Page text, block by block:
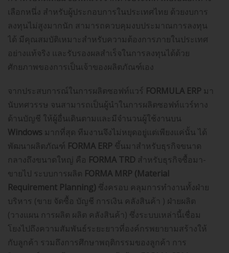
เลือกหนึ่ง สำหรับผู้ประกอบการในประเทศไทย ด้วยงบการ
ลงทุนไม่สูงมากนัก สามารถควบคุมงบประมาณการลงทุน
ได้ มีคุณสมบัติเหมาะสำหรับความต้องการภายในประเทศ
อย่างแท้จริง และรับรองผลสำเร็จในการลงทุนได้ด้วย
ศักยภาพของการเป็นเจ้าของผลิตภัณฑ์เอง
จากประสบการณ์ในการผลิตซอฟท์แวร์ FORMULA ERP มา
นับทศวรรษ จนสามารถเป็นผู้นำในการผลิตซอฟท์แวร์ทาง
ด้านบัญชี ให้ผู้อื่นเดินตามและมีจำนวนผู้ใช้งานบน
Windows มากที่สุด ทีมงานจึงไม่หยุดอยู่แต่เพียงแค่นั้น ได้
พัฒนาผลิตภัณฑ์ FORMA ERP ขึ้นมาสำหรับธุรกิจขนาด
กลางถึงขนาดใหญ่ คือ FORMA TRD สำหรับธุรกิจซื้อมา-
ขายไป ระบบการผลิต FORMA MRP (Material
Requirement Planning) ซึ่งครอบ คลุมการทำงานทั้งฝ่าย
บริหาร (ขาย จัดซื้อ บัญชี การเงิน คลังสินค้า ) ฝ่ายผลิต
(วางแผน การผลิต ผลิต คลังสินค้า) ซึ่งระบบเหล่านี้เชื่อม
โยงไปถึงความสัมพันธ์ระยะยาวที่องค์กรพยายามสร้างให้
กับลูกค้า รวมถึงการศึกษาพฤติกรรมของลูกค้า การ